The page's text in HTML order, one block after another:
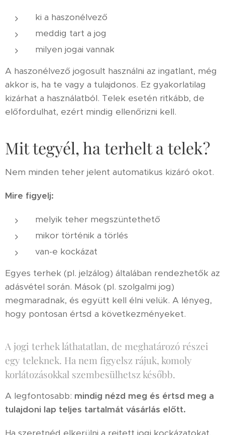
ki a haszonélvező
meddig tart a jog
milyen jogai vannak
A haszonélvező jogosult használni az ingatlant, még
akkor is, ha te vagy a tulajdonos. Ez gyakorlatilag
kizárhat a használatból. Telek esetén ritkább, de
előfordulhat, ezért mindig ellenőrizni kell.
Mit tegyél, ha terhelt a telek?
Nem minden teher jelent automatikus kizáró okot.
Mire figyelj:
melyik teher megszüntethető
mikor történik a törlés
van-e kockázat
Egyes terhek (pl. jelzálog) általában rendezhetők az
adásvétel során. Mások (pl. szolgalmi jog)
megmaradnak, és együtt kell élni velük. A lényeg,
hogy pontosan értsd a következményeket.
A jogi terhek láthatatlan, de meghatározó részei
egy teleknek. Ha nem figyelsz rájuk, komoly
korlátozásokkal szembesülhetsz később.
A legfontosabb: mindig nézd meg és értsd meg a
tulajdoni lap teljes tartalmát vásárlás előtt.